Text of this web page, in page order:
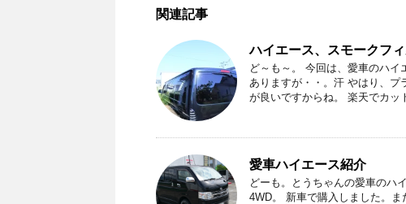
関連記事
ハイエース、スモークフィ
ど～も～。 今回は、愛車のハ
ありますが・・。汗 やはり、プ
が良いですからね。 楽天でカッ
愛車ハイエース紹介
どーも。とうちゃんの愛車のハ
4WD。 新車で購入しました。